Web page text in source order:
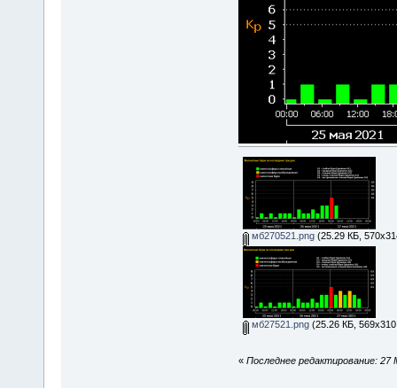
мб270521.png(25.29 КБ,
мб27521.png(25.26 КБ,
« Последнее редактирование: 27